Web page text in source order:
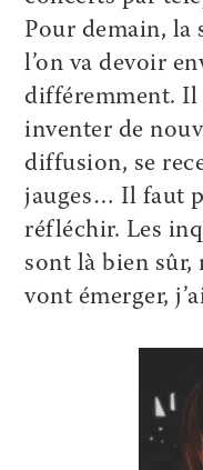
Pour demain, la
l’on va devoir
différemment.
inventer de
diffusion, se
jauges… Il faut
réfléchir. Les
sont là bien sûr,
vont émerger,